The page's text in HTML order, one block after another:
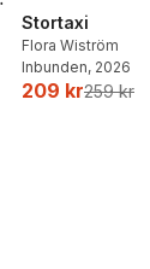
Stortaxi
Flora Wiström
Inbunden, 2026
209 kr259 kr